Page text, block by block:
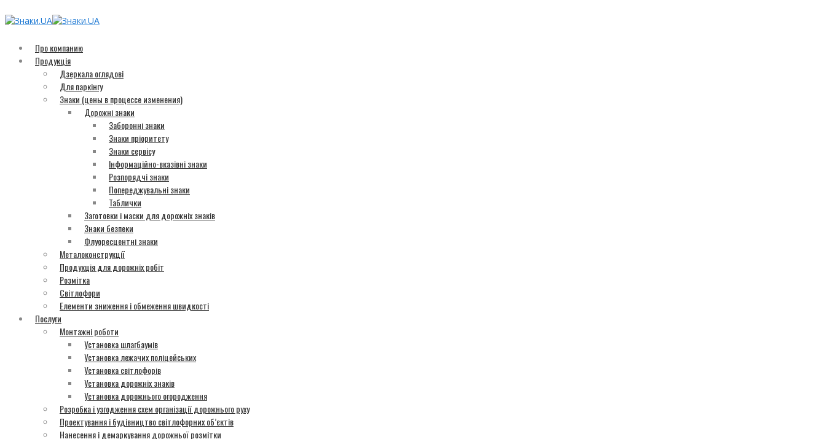
Про компанию
Продукція
Дзеркала оглядові
Для паркінгу
Знаки (цены в процессе изменения)
Дорожні знаки
Заборонні знаки
Знаки пріоритету
Знаки сервісу
Інформаційно-вказівні знаки
Розпорядчі знаки
Попереджувальні знаки
Таблички
Заготовки і маски для дорожніх знаків
Знаки безпеки
Флуоресцентні знаки
Металоконструкції
Продукція для дорожніх робіт
Розмітка
Світлофори
Елементи зниження і обмеження швидкості
Послуги
Монтажні роботи
Установка шлагбаумів
Установка лежачих поліцейських
Установка світлофорів
Установка дорожніх знаків
Установка дорожнього огородження
Розробка і узгодження схем організації дорожнього руху
Проектування і будівництво світлофорних об’єктів
Нанесення і демаркування дорожньої розмітки